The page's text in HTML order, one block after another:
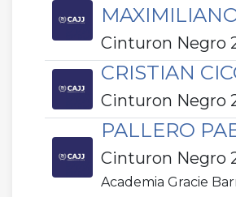
Cinturon Negro
CRISTIAN
Cinturon Negro
PALLERO
Cinturon Negro
Academia Gracie